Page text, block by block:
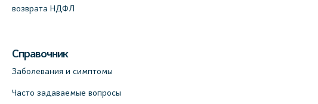
возврата НДФЛ
Справочник
Заболевания и симптомы
Часто задаваемые вопросы